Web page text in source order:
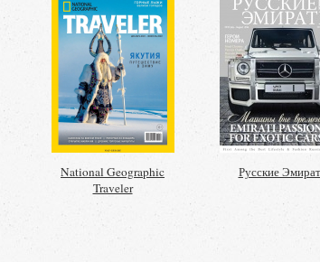
National Geographic
Traveler
Русские